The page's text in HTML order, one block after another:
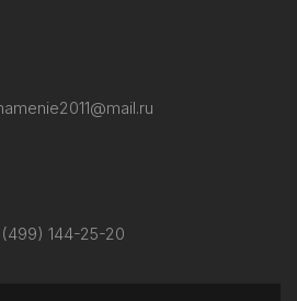
144-25-20